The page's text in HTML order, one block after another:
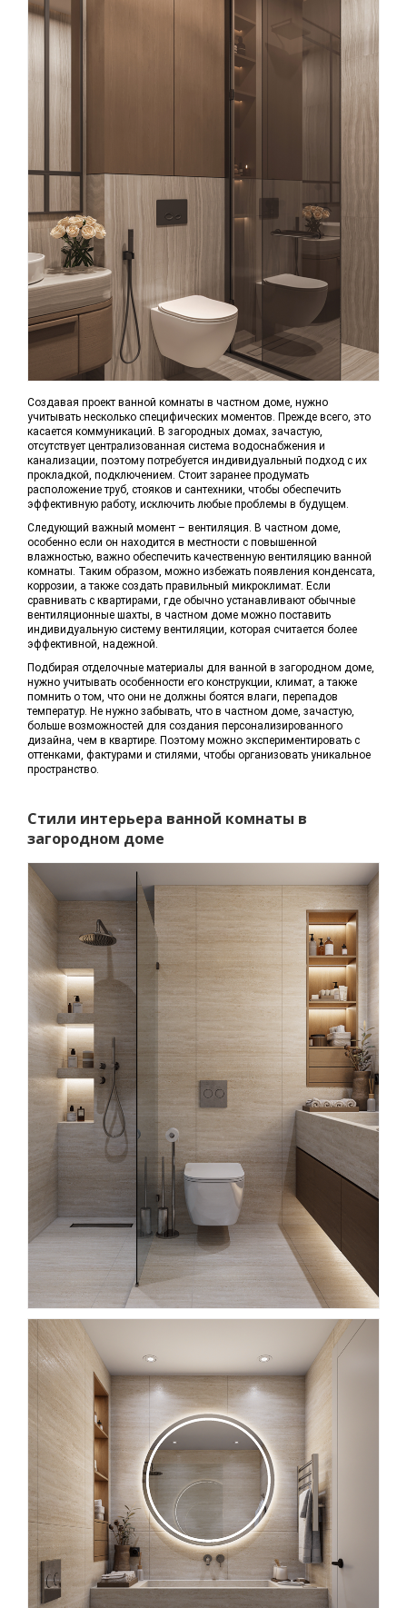
Создавая проект ванной комнаты в частном доме, нужно
учитывать несколько специфических моментов. Прежде всего, это
касается коммуникаций. В загородных домах, зачастую,
отсутствует централизованная система водоснабжения и
канализации, поэтому потребуется индивидуальный подход с их
прокладкой, подключением. Стоит заранее продумать
расположение труб, стояков и сантехники, чтобы обеспечить
эффективную работу, исключить любые проблемы в будущем.
Следующий важный момент – вентиляция. В частном доме,
особенно если он находится в местности с повышенной
влажностью, важно обеспечить качественную вентиляцию ванной
комнаты. Таким образом, можно избежать появления конденсата,
коррозии, а также создать правильный микроклимат. Если
сравнивать с квартирами, где обычно устанавливают обычные
вентиляционные шахты, в частном доме можно поставить
индивидуальную систему вентиляции, которая считается более
эффективной, надежной.
Подбирая отделочные материалы для ванной в загородном доме,
нужно учитывать особенности его конструкции, климат, а также
помнить о том, что они не должны боятся влаги, перепадов
температур. Не нужно забывать, что в частном доме, зачастую,
больше возможностей для создания персонализированного
дизайна, чем в квартире. Поэтому можно экспериментировать с
оттенками, фактурами и стилями, чтобы организовать уникальное
пространство.
Стили интерьера ванной комнаты в
загородном доме